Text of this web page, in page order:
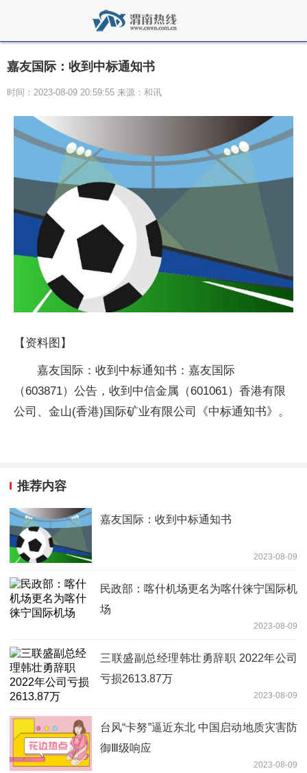
嘉友国际：收到中标通知书
时间：2023-08-09 20:59:55 来源：和讯
【资料图】
嘉友国际：收到中标通知书：嘉友国际
（603871）公告，收到中信金属（601061）香港有限
公司、金山(香港)国际矿业有限公司《中标通知书》。
推荐内容
嘉友国际：收到中标通知书
2023-08-09
民政部：喀什机场更名为喀什徕宁国际机
场
2023-08-09
三联盛副总经理韩壮勇辞职 2022年公司
亏损2613.87万
2023-08-09
台风“卡努”逼近东北 中国启动地质灾害防
御Ⅲ级响应
2023-08-09